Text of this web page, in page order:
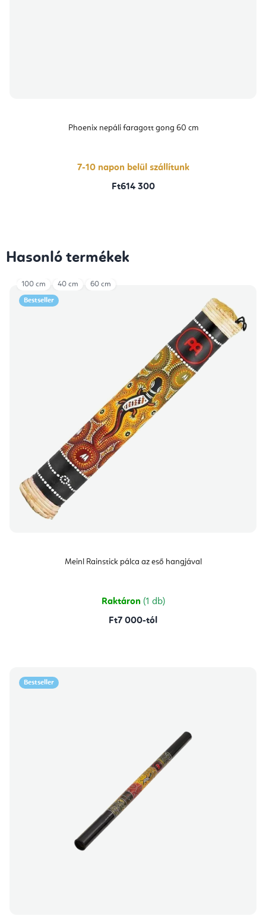
Phoenix nepáli faragott gong 60 cm
7-10 napon belül szállítunk
Ft614 300
Hasonló termékek
Bestseller
Meinl Rainstick pálca az eső hangjával
Raktáron (1 db)
Ft7 000-tól
100 cm 40 cm 60 cm
Bestseller